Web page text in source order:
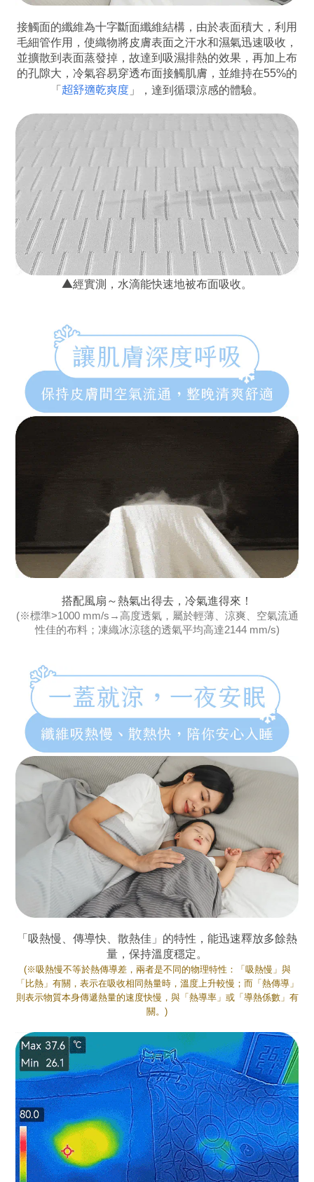
接觸面的纖維為十字斷面纖維結構，由於表面積大，利用
毛細管作用，使織物將皮膚表面之汗水和濕氣迅速吸收，
並擴散到表面蒸發掉，故達到吸濕排熱的效果，再加上布
的孔隙大，冷氣容易穿透布面接觸肌膚，並維持在55%的
「 超舒適乾爽度 」，達到循環涼感的體驗。
▲經實測，水滴能快速地被布面吸收。
搭配風扇～熱氣出得去，冷氣進得來！
(※標準>1000 mm/s→高度透氣，屬於輕薄、涼爽、空氣流通
性佳的布料；凍織冰涼毯的透氣平均高達2144 mm/s)
「吸熱慢、傳導快、散熱佳」的特性，能迅速釋放多餘熱
量，保持溫度穩定。
(※吸熱慢不等於熱傳導差，兩者是不同的物理特性：「吸熱慢」與
「比熱」有關，表示在吸收相同熱量時，溫度上升較慢；而「熱傳導」
則表示物質本身傳遞熱量的速度快慢，與「熱導率」或「導熱係數」有
關。)